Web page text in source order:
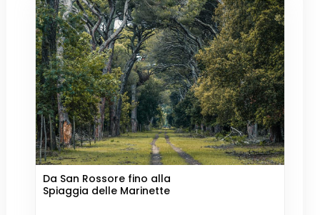
Da San Rossore fino alla
Spiaggia delle Marinette